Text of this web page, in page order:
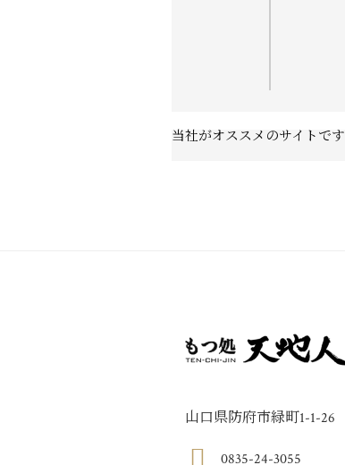
当社がオススメのサイトです
山口県防府市緑町1-1-26
0835-24-3055